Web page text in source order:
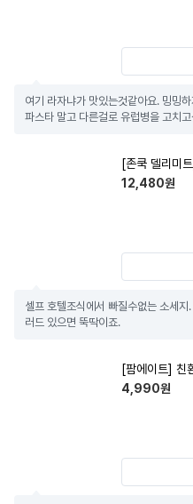
여기 라자냐가 맛있는것같아요. 밍밍
파스타 말고 다른걸로 유럽병을 고치
[존쿡 델리미
12,480원
셀프 호텔조식에서 빠질수없는 소세
러드 있으면 뚝딱이죠.
[팜에이트] 친
4,990원